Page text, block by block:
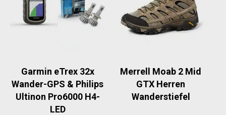
Garmin eTrex 32x
Wander-GPS & Philips
Ultinon Pro6000 H4-
LED
Merrell Moab 2 Mid
GTX Herren
Wanderstiefel